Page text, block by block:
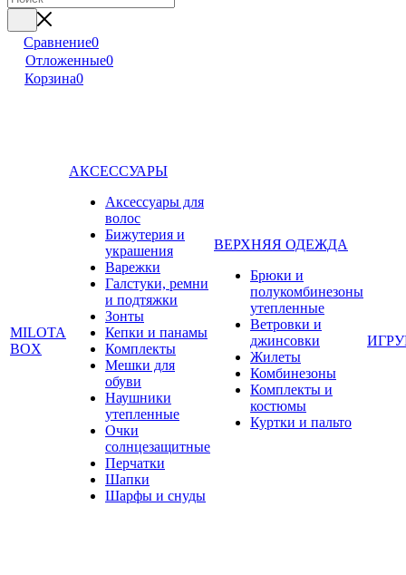
Сравнение0
Отложенные0
Корзина0
MILOTA
BOX
АКСЕССУАРЫ
Аксессуары для
волос
Бижутерия и
украшения
Варежки
Галстуки, ремни
и подтяжки
Зонты
Кепки и панамы
Комплекты
Мешки для
обуви
Наушники
утепленные
Очки
солнцезащитные
Перчатки
Шапки
Шарфы и снуды
ВЕРХНЯЯ ОДЕЖДА
Брюки и
полукомбинезоны
утепленные
Ветровки и
джинсовки
Жилеты
Комбинезоны
Комплекты и
костюмы
Куртки и пальто